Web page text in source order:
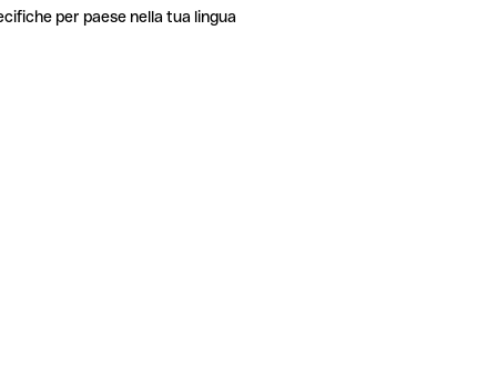
per paese nella tua lingua